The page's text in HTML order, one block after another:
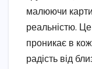
малюючи
реальністю.
проникає в
радість від